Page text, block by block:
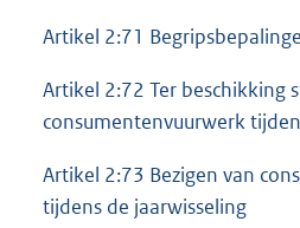
Artikel 2:71
Artikel 2:72 Ter beschikking
consumentenvuurwerk
Artikel 2:73 Bezigen van
tijdens de jaarwisseling